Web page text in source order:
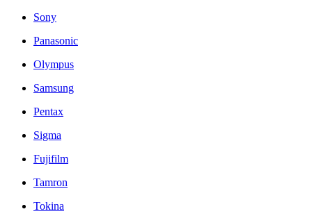
Sony
Panasonic
Olympus
Samsung
Pentax
Sigma
Fujifilm
Tamron
Tokina